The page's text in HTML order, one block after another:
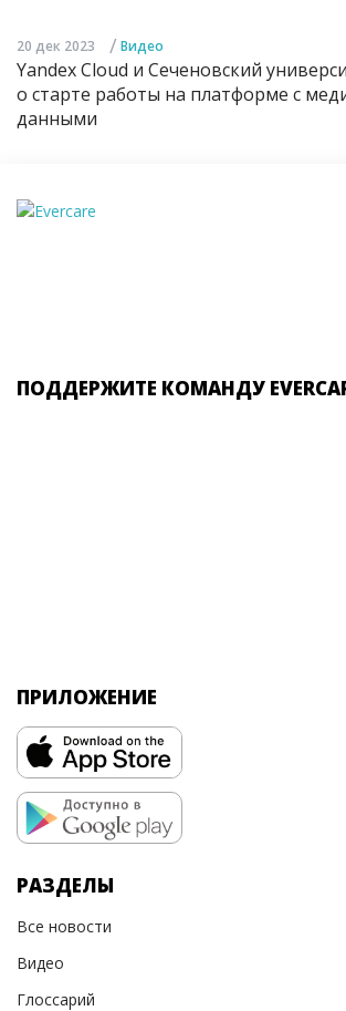
20 дек 2023 / Видео
Yandex Cloud и Сеченовский
о старте работы на платформе с
данными
ПОДДЕРЖИТЕ КОМАНДУ
ПРИЛОЖЕНИЕ
РАЗДЕЛЫ
Все новости
Видео
Глоссарий